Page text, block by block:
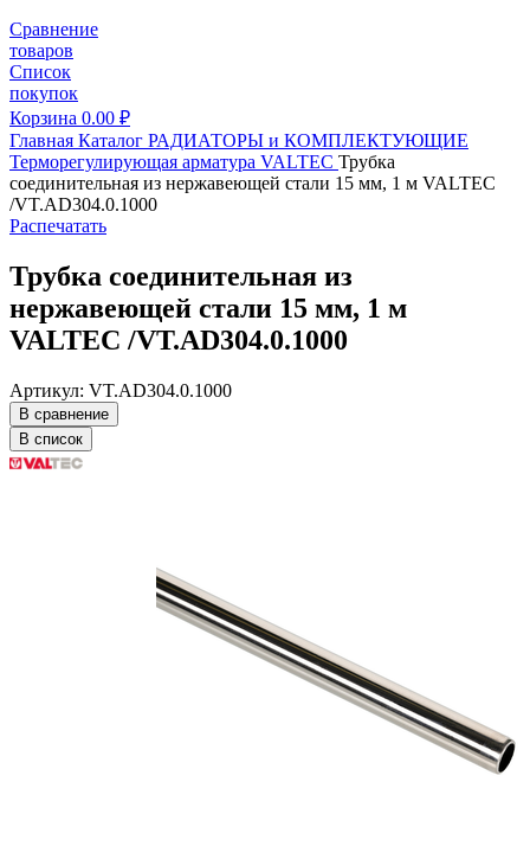
Сравнение
товаров
Список
покупок
Корзина 0.00 ₽
Главная Каталог РАДИАТОРЫ и КОМПЛЕКТУЮЩИЕ
Терморегулирующая арматура VALTEC Трубка
соединительная из нержавеющей стали 15 мм, 1 м VALTEC
/VT.AD304.0.1000
Распечатать
Трубка соединительная из
нержавеющей стали 15 мм, 1 м
VALTEC /VT.AD304.0.1000
Артикул: VT.AD304.0.1000
В сравнение
В список